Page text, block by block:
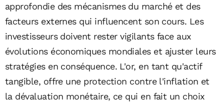
approfondie des mécanismes du marché et des
facteurs externes qui influencent son cours. Les
investisseurs doivent rester vigilants face aux
évolutions économiques mondiales et ajuster leurs
stratégies en conséquence. L'or, en tant qu'actif
tangible, offre une protection contre l'inflation et
la dévaluation monétaire, ce qui en fait un choix